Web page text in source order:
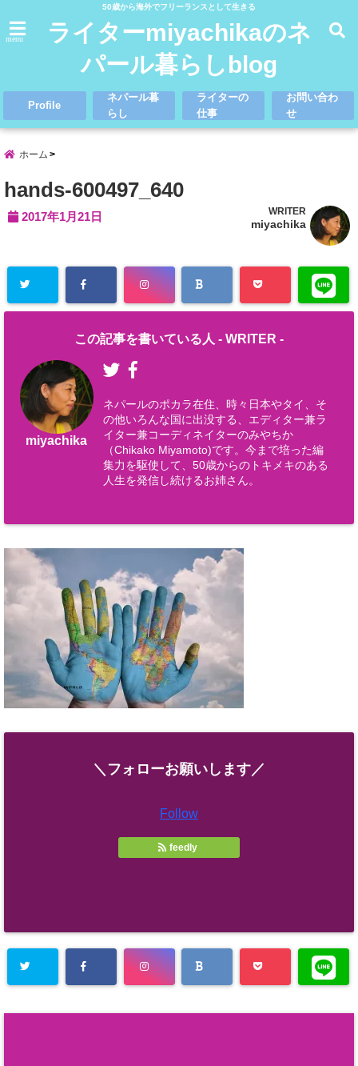
50歳から海外でフリーランスとして生きる
menu
ライターmiyachikaのネ
パール暮らしblog
Profile
ネパール暮
らし
ライターの
仕事
お問い合わ
せ
ホーム
hands-600497_640
2017年1月21日 WRITER
miyachika
この記事を書いている人 - WRITER -
miyachika
ネパールのポカラ在住、時々日本やタイ、そ
の他いろんな国に出没する、エディター兼ラ
イター兼コーディネイターのみやちか
（Chikako Miyamoto)です。今まで培った編
集力を駆使して、50歳からのトキメキのある
人生を発信し続けるお姉さん。
＼フォローお願いします／
Follow
feedly